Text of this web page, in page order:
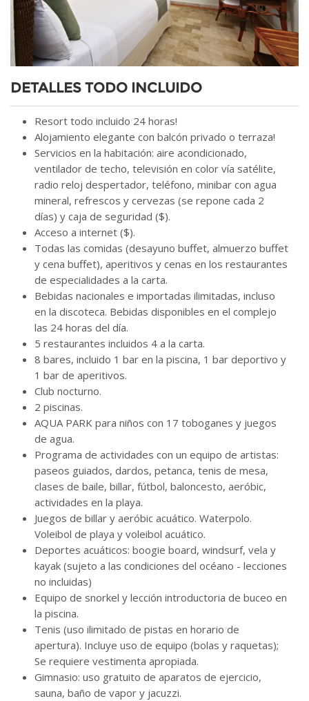
DETALLES TODO INCLUIDO
Resort todo incluido 24 horas!
Alojamiento elegante con balcón privado o terraza!
Servicios en la habitación: aire acondicionado,
ventilador de techo, televisión en color vía satélite,
radio reloj despertador, teléfono, minibar con agua
mineral, refrescos y cervezas (se repone cada 2
días) y caja de seguridad ($).
Acceso a internet ($).
Todas las comidas (desayuno buffet, almuerzo buffet
y cena buffet), aperitivos y cenas en los restaurantes
de especialidades a la carta.
Bebidas nacionales e importadas ilimitadas, incluso
en la discoteca. Bebidas disponibles en el complejo
las 24 horas del día.
5 restaurantes incluidos 4 a la carta.
8 bares, incluido 1 bar en la piscina, 1 bar deportivo y
1 bar de aperitivos.
Club nocturno.
2 piscinas.
AQUA PARK para niños con 17 toboganes y juegos
de agua.
Programa de actividades con un equipo de artistas:
paseos guiados, dardos, petanca, tenis de mesa,
clases de baile, billar, fútbol, ​​baloncesto, aeróbic,
actividades en la playa.
Juegos de billar y aeróbic acuático. Waterpolo.
Voleibol de playa y voleibol acuático.
Deportes acuáticos: boogie board, windsurf, vela y
kayak (sujeto a las condiciones del océano - lecciones
no incluidas)
Equipo de snorkel y lección introductoria de buceo en
la piscina.
Tenis (uso ilimitado de pistas en horario de
apertura). Incluye uso de equipo (bolas y raquetas);
Se requiere vestimenta apropiada.
Gimnasio: uso gratuito de aparatos de ejercicio,
sauna, baño de vapor y jacuzzi.